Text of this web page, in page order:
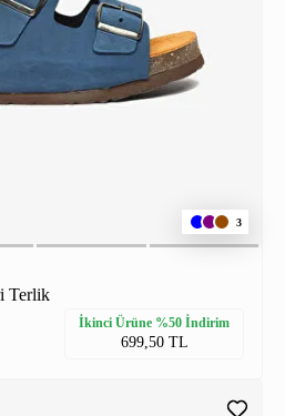
3
Terlik
İkinci Ürüne %50 İndirim
699,50 TL